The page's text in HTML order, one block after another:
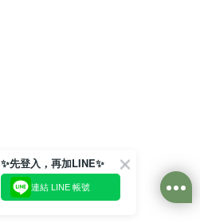
✨先登入，再加LINE✨
連結 LINE 帳號